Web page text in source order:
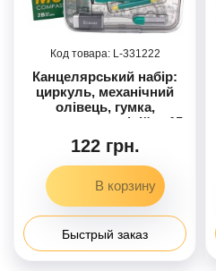
331222
Канцелярський набір:
циркуль, механічний
олівець, гумка,
транспортир, лінійка 15
см, трикутник 60ʼ,
трикутник 45ʼ. Тубус із
запасними грифелями
до олівця. (ЗЕЛЕНИЙ)
122 грн.
Быстрый заказ